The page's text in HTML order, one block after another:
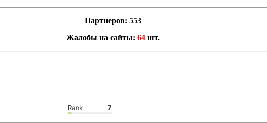
Партнеров: 553
Жалобы на сайты: 64 шт.